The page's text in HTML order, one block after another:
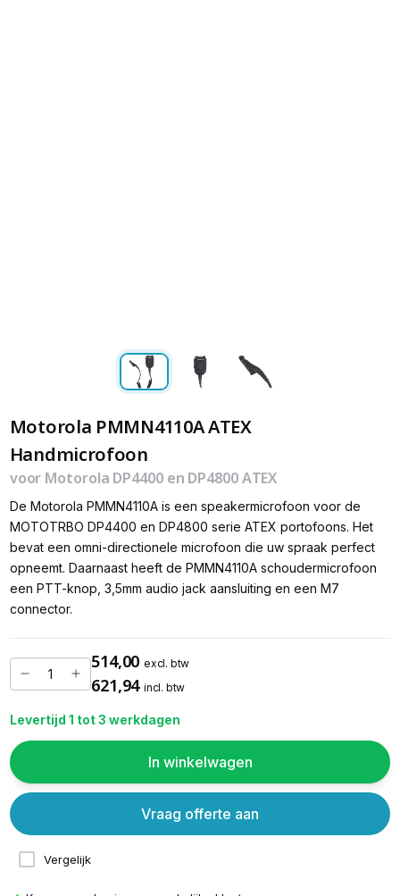
Motorola PMMN4110A ATEX
Handmicrofoon
voor Motorola DP4400 en DP4800 ATEX
De Motorola PMMN4110A is een speakermicrofoon voor de
MOTOTRBO DP4400 en DP4800 serie ATEX portofoons. Het
bevat een omni-directionele microfoon die uw spraak perfect
opneemt. Daarnaast heeft de PMMN4110A schoudermicrofoon
een PTT-knop, 3,5mm audio jack aansluiting en een M7
connector.
514,00 excl. btw
621,94 incl. btw
Levertijd 1 tot 3 werkdagen
In winkelwagen
Vergelijk
Vraag offerte aan